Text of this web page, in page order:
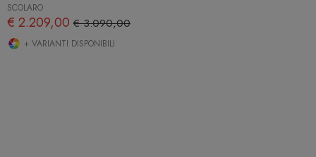
SCOLARO
€ 2.209,00 € 3.090,00
+ VARIANTI DISPONIBILI